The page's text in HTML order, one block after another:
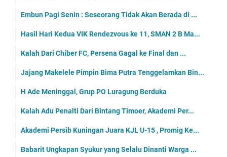
Embun Pagi Senin : Seseorang Tidak Akan Berada di ...
Hasil Hari Kedua VIK Rendezvous ke 11, SMAN 2 B Ma...
Kalah Dari Chiber FC, Persena Gagal ke Final dan ...
Jajang Makelele Pimpin Bima Putra Tenggelamkan Bin...
H Ade Meninggal, Grup PO Luragung Berduka
Kalah Adu Penalti Dari Bintang Timoer, Akademi Per...
Akademi Persib Kuningan Juara KJL U-15 , Promig Ke...
Babarit Ungkapan Syukur yang Selalu Dinanti Warga ...